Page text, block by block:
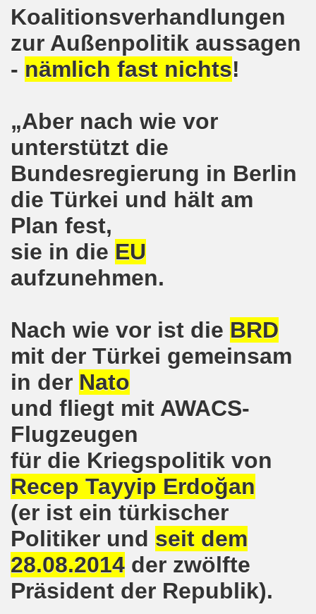
Koalitionsverhandlungen
zur Außenpolitik aussagen
- nämlich fast nichts!
„Aber nach wie vor
unterstützt die
Bundesregierung in Berlin
die Türkei und hält am
Plan fest,
sie in die EU
aufzunehmen.
Nach wie vor ist die BRD
mit der Türkei gemeinsam
in der Nato
und fliegt mit AWACS-
Flugzeugen
für die Kriegspolitik von
Recep Tayyip Erdoğan
(er ist ein türkischer
Politiker und seit dem
28.08.2014 der zwölfte
Präsident der Republik).
vor dem Amtsgericht Gelsenkirchen: Weg mit der
Montagsdemo-Bewegung ist und bleibt wirklich jetzt
Bewegung protestiert und demonstriert am 05.11.2018
am 24.09.2018 uneingeschränkt
am 13.10.2018 mit tollem Beitrag in Berlin
Setzen wir gemeinsam ein kämpferisches Zeichen
Montagsdemonstration: Kampf gegen
Bewegung am 01.10.2018 - gegen die
und wichtige Informationen zur 15.
Bewegung in Gelsenkirchen
Beeindruckender Protest am 17.09.2018
Regierung in Berlin als Teil der Großdemonstration
Bewegung am 17.09.2018 ruft auf zum Protest gegen
Arbeiter und an die kämpfenden Arbeiterinnen bei
in Gelsenkirchen: Eine Erfolgsgeschichte und eine Feier
20.08.2018 in Gelsenkirchen - ein Grund zu feiern!
Bewegung am 13.08.2018 hält weiterhin wie bisher
Bewegung am 06.08.2018 unter dem Motto:
Gelsenkirchener Montagsdemo-Bewegung am